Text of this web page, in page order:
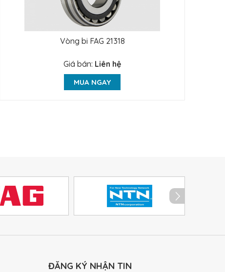
Vòng bi FAG 21318
Giá bán: Liên hệ
MUA NGAY
ĐĂNG KÝ NHẬN TIN